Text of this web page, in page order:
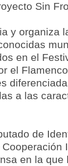
Sin
y organiza
en el
el
a las
de
en la que